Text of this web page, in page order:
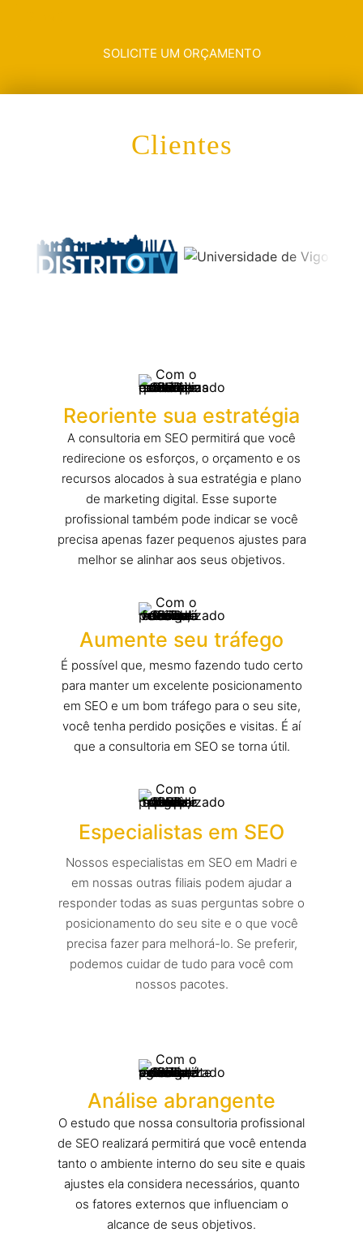
SOLICITE UM ORÇAMENTO
Clientes
Reoriente sua estratégia
A consultoria em SEO permitirá que você
redirecione os esforços, o orçamento e os
recursos alocados à sua estratégia e plano
de marketing digital. Esse suporte
profissional também pode indicar se você
precisa apenas fazer pequenos ajustes para
melhor se alinhar aos seus objetivos.
Aumente seu tráfego
É possível que, mesmo fazendo tudo certo
para manter um excelente posicionamento
em SEO e um bom tráfego para o seu site,
você tenha perdido posições e visitas. É aí
que a consultoria em SEO se torna útil.
Especialistas em SEO
Nossos especialistas em SEO em Madri e
em nossas outras filiais podem ajudar a
responder todas as suas perguntas sobre o
posicionamento do seu site e o que você
precisa fazer para melhorá-lo. Se preferir,
podemos cuidar de tudo para você com
nossos pacotes.
Análise abrangente
O estudo que nossa consultoria profissional
de SEO realizará permitirá que você entenda
tanto o ambiente interno do seu site e quais
ajustes ela considera necessários, quanto
os fatores externos que influenciam o
alcance de seus objetivos.